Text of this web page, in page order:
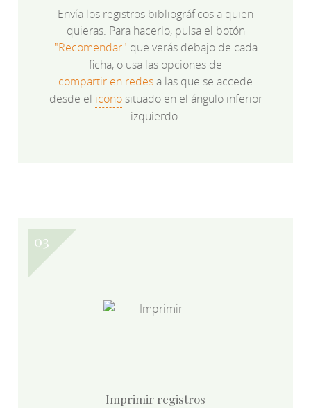
Envía los registros bibliográficos a quien
quieras. Para hacerlo, pulsa el botón
"Recomendar" que verás debajo de cada
ficha, o usa las opciones de
compartir en redesa las que se accede
desde el iconosituado en el ángulo inferior
izquierdo.
Imprimir registros